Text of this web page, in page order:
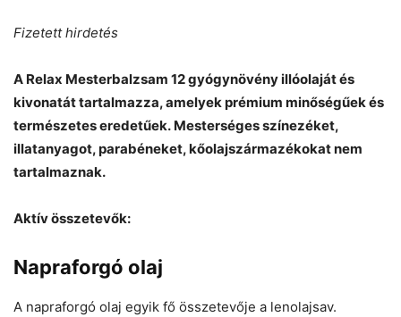
Fizetett hirdetés
A Relax Mesterbalzsam 12 gyógynövény illóolaját és
kivonatát tartalmazza, amelyek prémium minőségűek és
természetes eredetűek. Mesterséges színezéket,
illatanyagot, parabéneket, kőolajszármazékokat nem
tartalmaznak.
Aktív összetevők:
Napraforgó olaj
A napraforgó olaj egyik fő összetevője a lenolajsav.